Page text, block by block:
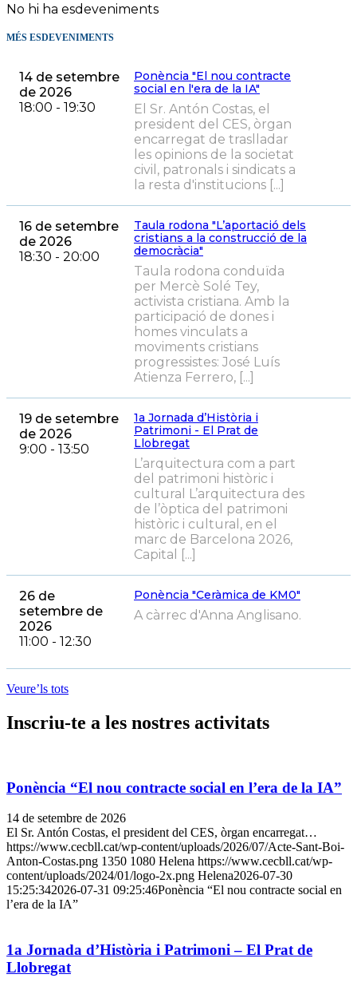
No hi ha esdeveniments
MÉS ESDEVENIMENTS
Ponència "El nou contracte
social en l'era de la IA"
14 de setembre
de 2026
18:00 - 19:30
El Sr. Antón Costas, el
president del CES, òrgan
encarregat de traslladar
les opinions de la societat
civil, patronals i sindicats a
la resta d'institucions [...]
Taula rodona "L’aportació dels
cristians a la construcció de la
democràcia"
16 de setembre
de 2026
18:30 - 20:00
Taula rodona conduïda
per Mercè Solé Tey,
activista cristiana. Amb la
participació de dones i
homes vinculats a
moviments cristians
progressistes: José Luís
Atienza Ferrero, [...]
1a Jornada d’Història i
Patrimoni - El Prat de
Llobregat
19 de setembre
de 2026
9:00 - 13:50
L’arquitectura com a part
del patrimoni històric i
cultural L’arquitectura des
de l’òptica del patrimoni
històric i cultural, en el
marc de Barcelona 2026,
Capital [...]
Ponència "Ceràmica de KM0"
26 de
setembre de
2026
11:00 - 12:30
A càrrec d'Anna Anglisano.
Veure’ls tots
Inscriu-te a les nostres activitats
Ponència “El nou contracte social en l’era de la IA”
14 de setembre de 2026
El Sr. Antón Costas, el president del CES, òrgan encarregat…
https://www.cecbll.cat/wp-content/uploads/2026/07/Acte-Sant-Boi-
Anton-Costas.png 1350 1080 Helena https://www.cecbll.cat/wp-
content/uploads/2024/01/logo-2x.png Helena2026-07-30
15:25:342026-07-31 09:25:46Ponència “El nou contracte social en
l’era de la IA”
1a Jornada d’Història i Patrimoni – El Prat de
Llobregat